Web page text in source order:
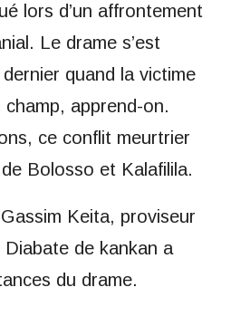
lors d’un affrontement
Le drame s’est
quand la victime
apprend-on.
ce conflit meurtrier
Bolosso et Kalafilila.
Keita, proviseur
de kankan a
du drame.